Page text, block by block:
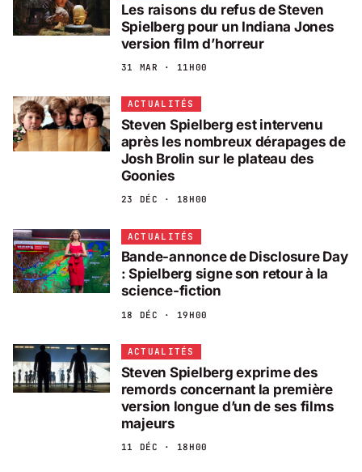
Les raisons du refus de Steven
Spielberg pour un Indiana Jones
version film d’horreur
31 MAR · 11H00
ACTUALITÉS
Steven Spielberg est intervenu
après les nombreux dérapages de
Josh Brolin sur le plateau des
Goonies
23 DÉC · 18H00
ACTUALITÉS
Bande-annonce de Disclosure Day
: Spielberg signe son retour à la
science-fiction
18 DÉC · 19H00
ACTUALITÉS
Steven Spielberg exprime des
remords concernant la première
version longue d’un de ses films
majeurs
11 DÉC · 18H00